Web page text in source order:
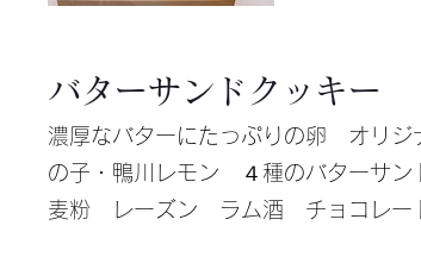
バターサンドクッキー
濃厚なバターにたっぷりの卵 オリジ
の子・鴨川レモン ４種のバターサ
麦粉 レーズン ラム酒 チョコレ